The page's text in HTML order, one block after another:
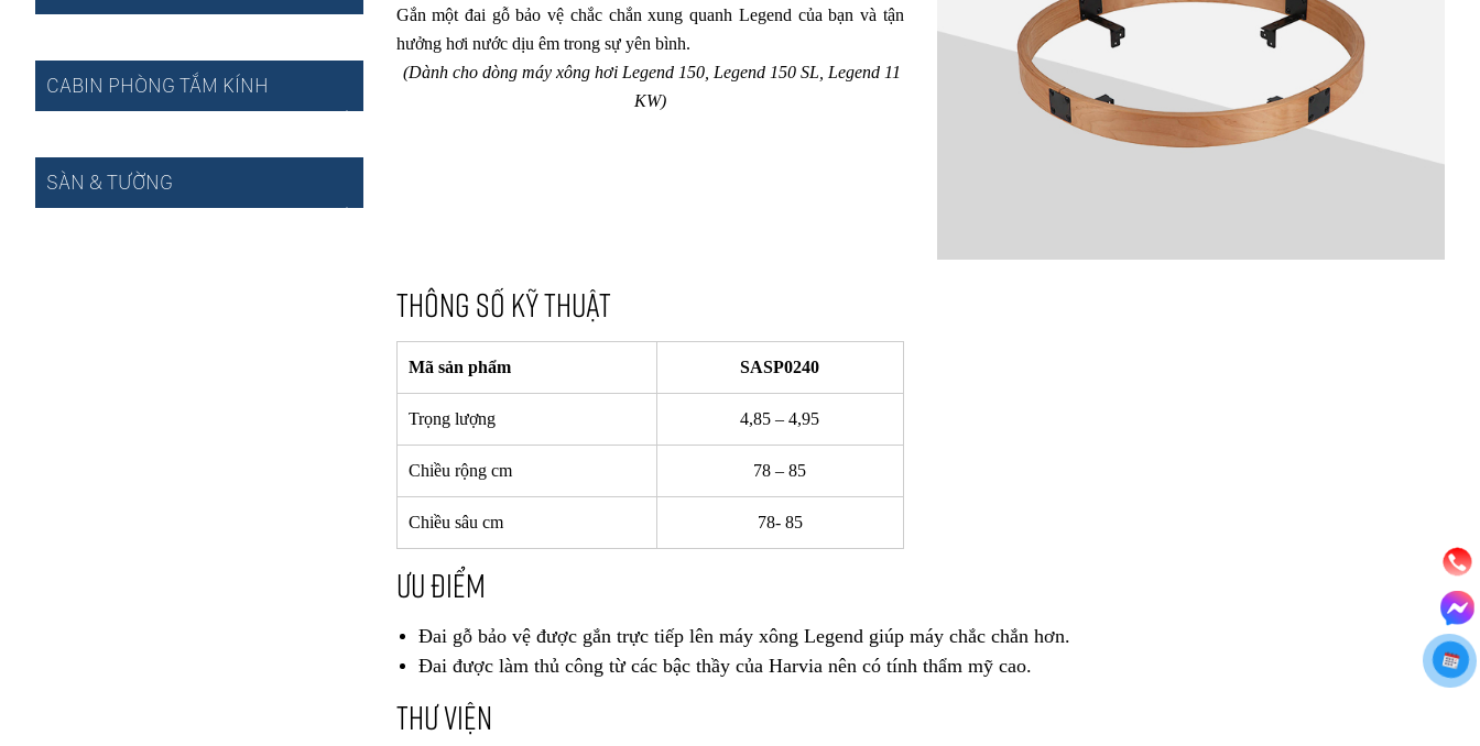
CABIN PHÒNG TẮM KÍNH
SÀN & TƯỜNG
Gắn một đai gỗ bảo vệ chắc chắn xung quanh Legend của bạn và tận
hưởng hơi nước dịu êm trong sự yên bình.
(Dành cho dòng máy xông hơi Legend 150, Legend 150 SL, Legend 11
KW)
THÔNG SỐ KỸ THUẬT
Mã sản phẩm SASP0240
Trọng lượng 4,85 – 4,95
Chiều rộng cm 78 – 85
Chiều sâu cm 78- 85
ƯU ĐIỂM
Đai gỗ bảo vệ được gắn trực tiếp lên máy xông Legend giúp máy chắc chắn hơn.
Đai được làm thủ công từ các bậc thầy của Harvia nên có tính thẩm mỹ cao.
THƯ VIỆN